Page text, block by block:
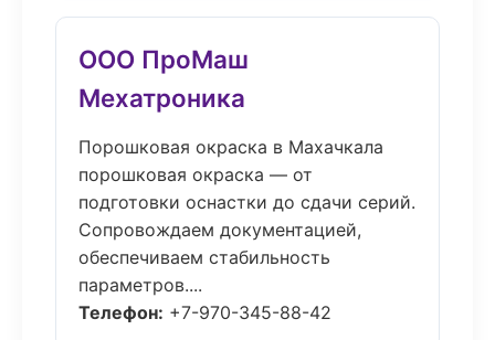
ООО ПроМаш
Мехатроника
Порошковая окраска в Махачкала
порошковая окраска — от
подготовки оснастки до сдачи серий.
Сопровождаем документацией,
обеспечиваем стабильность
параметров....
Телефон: +7-970-345-88-42